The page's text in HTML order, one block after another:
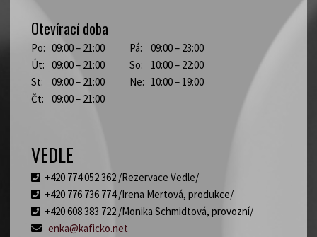
Otevírací doba
Po: 09:00 – 21:00
Út:
09:00 – 21:00
St:
09:00 – 21:00
Čt:
09:00 – 21:00
Pá:
09:00 – 23:00
So:
10:00 – 22:00
Ne: 10:00 – 19:00
VEDLE
+420 774 052 362 /Rezervace Vedle/
+420 776 736 774 /Irena Mertová, produkce/
+420 608 383 722 /Monika Schmidtová, provozní/
enka@kaficko.net